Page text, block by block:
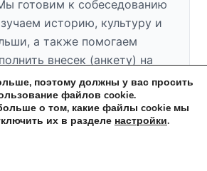
готовим к собеседованию
историю, культуру и
а также помогаем
внесек (анкету) на
бесплатное пробное
поэтому должны у вас просить
файлов cookie.
о том, какие файлы cookie мы
их в разделе настройки.